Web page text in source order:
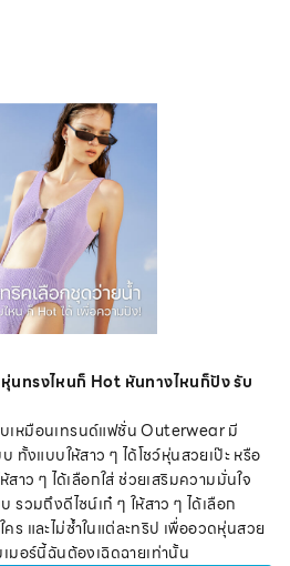
นทรงไหนก็ Hot หันทางไหนก็ปัง รับ
เหมือนเทรนด์แฟชั่น Outerwear มี
ทั้งแบบให้สาว ๆ ได้โชว์หุ่นสวยเป๊ะ หรือ
าว ๆ ได้เลือกใส่ ช่วยเสริมความมั่นใจ
วมถึงดีไซน์เก๋ ๆ ให้สาว ๆ ได้เลือก
ร และไม่ซ้ำในแต่ละทริป เพื่ออวดหุ่นสวย
มอร์นี้ฉันต้องเฉิดฉายเท่านั้น